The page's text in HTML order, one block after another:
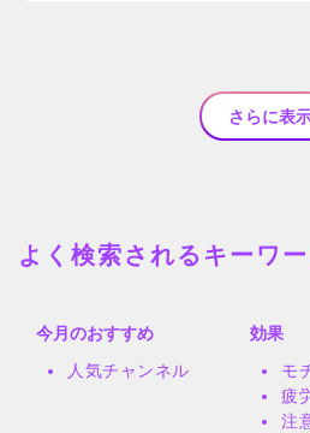
さらに表
よく検索されるキーワ
今月のおすすめ
人気チャンネル
効果
モ
疲
注